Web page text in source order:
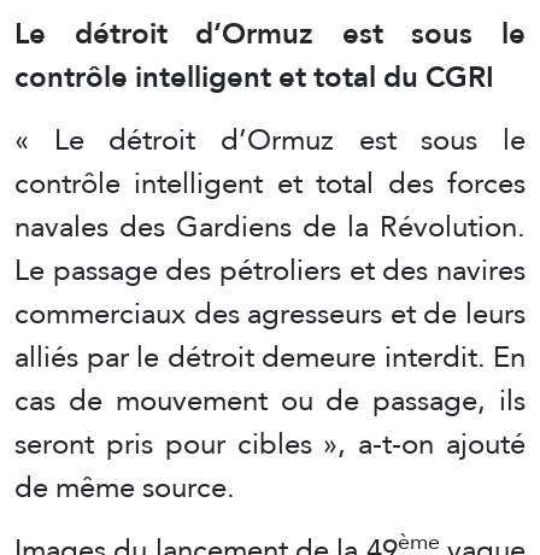
Le détroit d’Ormuz est sous le
contrôle intelligent et total du CGRI
« Le détroit d’Ormuz est sous le
contrôle intelligent et total des forces
navales des Gardiens de la Révolution.
Le passage des pétroliers et des navires
commerciaux des agresseurs et de leurs
alliés par le détroit demeure interdit. En
cas de mouvement ou de passage, ils
seront pris pour cibles », a-t-on ajouté
de même source.
ème